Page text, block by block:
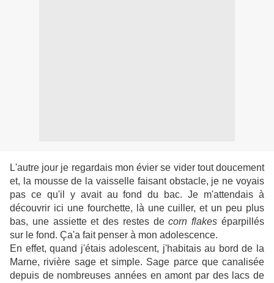
L'autre jour je regardais mon évier se vider tout doucement
et, la mousse de la vaisselle faisant obstacle, je ne voyais
pas ce qu'il y avait au fond du bac. Je m'attendais à
découvrir ici une fourchette, là une cuiller, et un peu plus
bas, une assiette et des restes decorn flakes éparpillés
sur le fond. Ça'a fait penser à mon adolescence.
En effet, quand j'étais adolescent, j'habitais au bord de la
Marne, rivière sage et simple. Sage parce que canalisée
depuis de nombreuses années en amont par des lacs de